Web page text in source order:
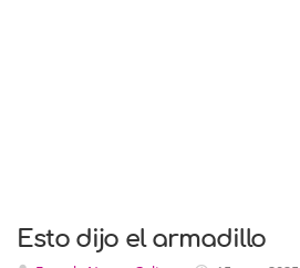
Esto dijo el armadillo